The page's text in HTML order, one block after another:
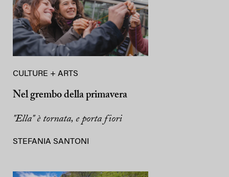
CULTURE + ARTS
Nel grembo della primavera
"Ella" è tornata, e porta fiori
STEFANIA SANTONI